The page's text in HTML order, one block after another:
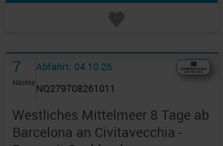
7
Nächte
Abfahrt: 04.10.26
NQ279708261011
Westliches Mittelmeer 8 Tage ab
Barcelona an Civitavecchia -